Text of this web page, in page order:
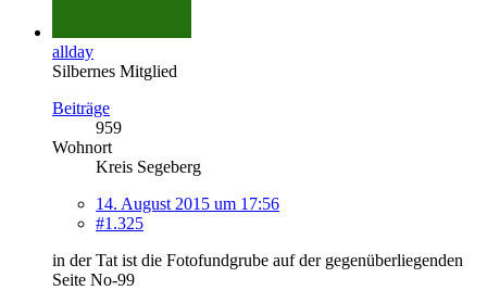
allday
Silbernes Mitglied
Beiträge
959
Wohnort
Kreis Segeberg
14. August 2015 um 17:56
#1.325
in der Tat ist die Fotofundgrube auf der gegenüberliegenden
Seite No-99